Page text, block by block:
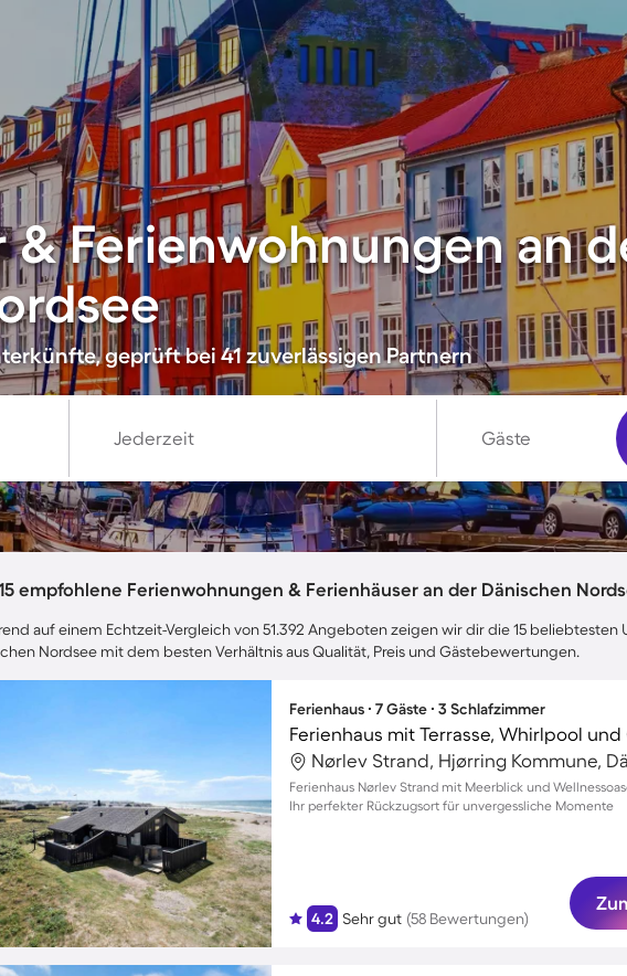
& Ferienwohnungen an
geprüft bei 41 zuverlässigen Partnern
Jederzeit Gäste
empfohlene Ferienwohnungen & Ferienhäuser an der Dänischen
auf einem Echtzeit-Vergleich von 51.392 Angeboten zeigen wir dir die 15
Nordsee mit dem besten Verhältnis aus Qualität, Preis und Gästebewertungen.
Ferienhaus ∙ 7 Gäste ∙ 3 Schlafzimmer
Nørlev Strand, Hjørring Kommune,
Ferienhaus Nørlev Strand mit Meerblick und
Ihr perfekter Rückzugsort für unvergessliche Momente
4.2 Sehr gut (58 Bewertungen)